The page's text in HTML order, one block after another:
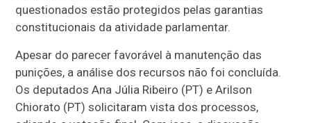
questionados estão protegidos pelas garantias
constitucionais da atividade parlamentar.
Apesar do parecer favorável à manutenção das
punições, a análise dos recursos não foi concluída.
Os deputados Ana Júlia Ribeiro (PT) e Arilson
Chiorato (PT) solicitaram vista dos processos,